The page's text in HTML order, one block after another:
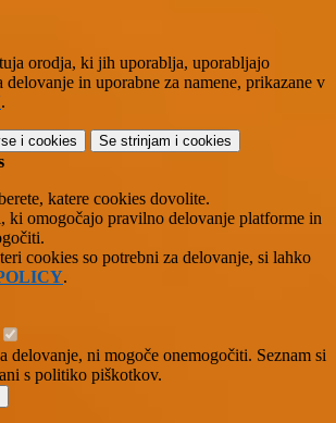
orodja, ki jih uporablja, uporabljajo
delovanje in uporabne za namene, prikazane v
.
i cookies Se strinjam i cookies
katere cookies dovolite.
ki omogočajo pravilno delovanje platforme in
cookies so potrebni za delovanje, si lahko
.
delovanje, ni mogoče onemogočiti. Seznam si
s politiko piškotkov.